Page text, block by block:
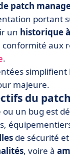
patch
portant
un historique
conformité aux
.
majeure.
du
ou un bug est
de sécurité
, voire à